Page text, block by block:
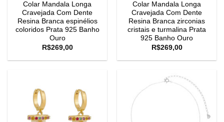
Colar Mandala Longa
Cravejada Com Dente
Resina Branca espinélios
coloridos Prata 925 Banho
Ouro
R$269,00
Colar Mandala Longa
Cravejada Com Dente
Resina Branca zirconias
cristais e turmalina Prata
925 Banho Ouro
R$269,00